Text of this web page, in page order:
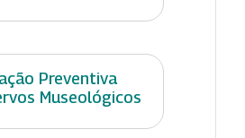
Preventiva
Museológicos